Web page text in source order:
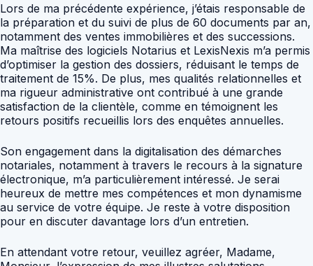
Lors de ma précédente expérience, j’étais responsable de
la préparation et du suivi de plus de 60 documents par an,
notamment des ventes immobilières et des successions.
Ma maîtrise des logiciels Notarius et LexisNexis m’a permis
d’optimiser la gestion des dossiers, réduisant le temps de
traitement de 15%. De plus, mes qualités relationnelles et
ma rigueur administrative ont contribué à une grande
satisfaction de la clientèle, comme en témoignent les
retours positifs recueillis lors des enquêtes annuelles.
Son engagement dans la digitalisation des démarches
notariales, notamment à travers le recours à la signature
électronique, m’a particulièrement intéressé. Je serai
heureux de mettre mes compétences et mon dynamisme
au service de votre équipe. Je reste à votre disposition
pour en discuter davantage lors d’un entretien.
En attendant votre retour, veuillez agréer, Madame,